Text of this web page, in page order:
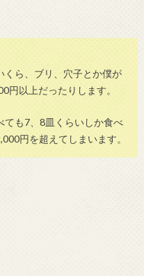
くら、ブリ、穴子とか僕が
円以上だったりします。
ても7、8皿くらいしか食べ
円を超えてしまいます。